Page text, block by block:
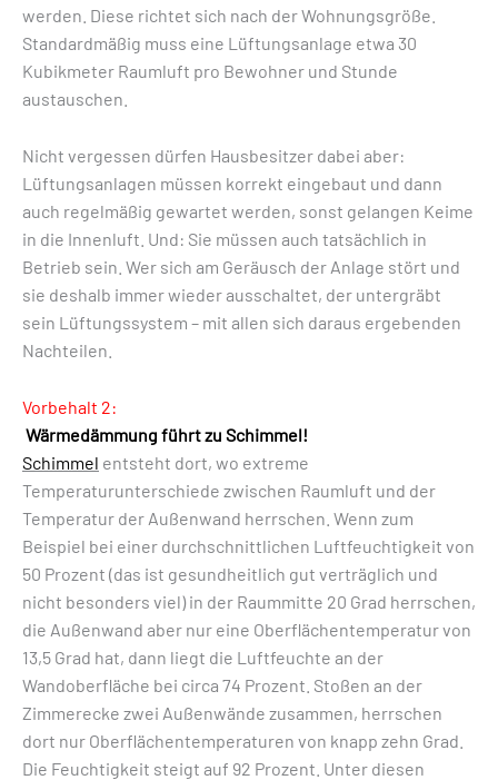
werden. Diese richtet sich nach der Wohnungsgröße.
Standardmäßig muss eine Lüftungsanlage etwa 30
Kubikmeter Raumluft pro Bewohner und Stunde
austauschen.
Nicht vergessen dürfen Hausbesitzer dabei aber:
Lüftungsanlagen müssen korrekt eingebaut und dann
auch regelmäßig gewartet werden, sonst gelangen Keime
in die Innenluft. Und: Sie müssen auch tatsächlich in
Betrieb sein. Wer sich am Geräusch der Anlage stört und
sie deshalb immer wieder ausschaltet, der untergräbt
sein Lüftungssystem – mit allen sich daraus ergebenden
Nachteilen.
Vorbehalt 2:
Wärmedämmung führt zu Schimmel!
Schimmel entsteht dort, wo extreme
Temperaturunterschiede zwischen Raumluft und der
Temperatur der Außenwand herrschen. Wenn zum
Beispiel bei einer durchschnittlichen Luftfeuchtigkeit von
50 Prozent (das ist gesundheitlich gut verträglich und
nicht besonders viel) in der Raummitte 20 Grad herrschen,
die Außenwand aber nur eine Oberflächentemperatur von
13,5 Grad hat, dann liegt die Luftfeuchte an der
Wandoberfläche bei circa 74 Prozent. Stoßen an der
Zimmerecke zwei Außenwände zusammen, herrschen
dort nur Oberflächentemperaturen von knapp zehn Grad.
Die Feuchtigkeit steigt auf 92 Prozent. Unter diesen